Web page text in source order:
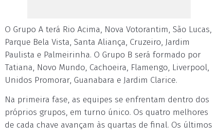
O Grupo A terá Rio Acima, Nova Votorantim, São Lucas,
Parque Bela Vista, Santa Aliança, Cruzeiro, Jardim
Paulista e Palmeirinha. O Grupo B será formado por
Tatiana, Novo Mundo, Cachoeira, Flamengo, Liverpool,
Unidos Promorar, Guanabara e Jardim Clarice.
Na primeira fase, as equipes se enfrentam dentro dos
próprios grupos, em turno único. Os quatro melhores
de cada chave avançam às quartas de final. Os últimos